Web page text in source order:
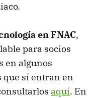
en FNAC,
para socios
en algunos
que sí entran en
aquí. En